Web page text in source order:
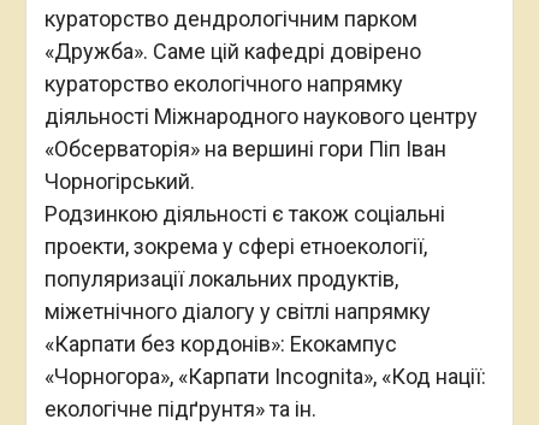
кураторство дендрологічним парком
«Дружба». Саме цій кафедрі довірено
кураторство екологічного напрямку
діяльності Міжнародного наукового центру
«Обсерваторія» на вершині гори Піп Іван
Чорногірський.
Родзинкою діяльності є також соціальні
проекти, зокрема у сфері етноекології,
популяризації локальних продуктів,
міжетнічного діалогу у світлі напрямку
«Карпати без кордонів»: Екокампус
«Чорногора», «Карпати Incognita», «Код нації:
екологічне підґрунтя» та ін.